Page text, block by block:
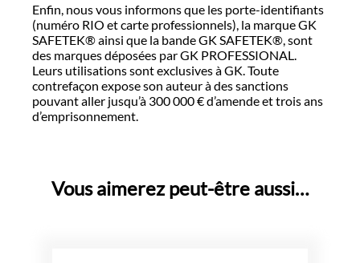
Enfin, nous vous informons que les porte-identifiants
(numéro RIO et carte professionnels), la marque GK
SAFETEK® ainsi que la bande GK SAFETEK®, sont
des marques déposées par GK PROFESSIONAL.
Leurs utilisations sont exclusives à GK. Toute
contrefaçon expose son auteur à des sanctions
pouvant aller jusqu’à 300 000 € d’amende et trois ans
d’emprisonnement.
Vous aimerez peut-être aussi…